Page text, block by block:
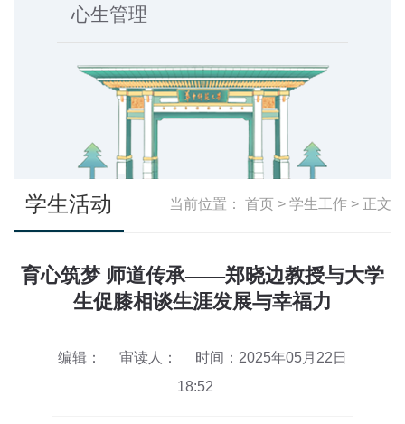
心生管理
学生活动 当前位置： 首页 > 学生工作 > 正文
育心筑梦 师道传承——郑晓边教授与大学
生促膝相谈生涯发展与幸福力
编辑： 审读人：
时间：2025年05月22日
18:52